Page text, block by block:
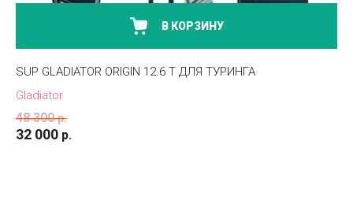
В КОРЗИНУ
SUP GLADIATOR ORIGIN 12.6 T ДЛЯ ТУРИНГА
Gladiator
48 300 р.
32 000 р.